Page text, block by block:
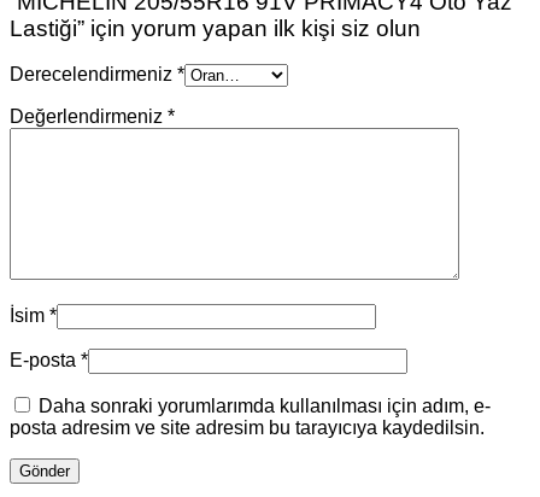
Lastiği” için yorum yapan ilk kişi siz olun
Derecelendirmeniz *
Değerlendirmeniz *
İsim *
E-posta *
Daha sonraki yorumlarımda kullanılması için adım, e-
posta adresim ve site adresim bu tarayıcıya kaydedilsin.